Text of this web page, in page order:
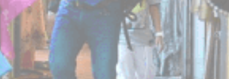
_deCookiesConsentDeleteKey
D-edge
Cookie
Consent
Remember user's
consent on Cookies
Identifier.
会
话
_deCookiesConsent
D-edge
Remember user's
consent on Cookies
and consent
Identifier.